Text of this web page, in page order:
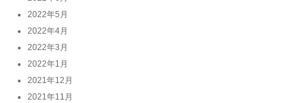
2022年5月
2022年4月
2022年3月
2022年1月
2021年12月
2021年11月